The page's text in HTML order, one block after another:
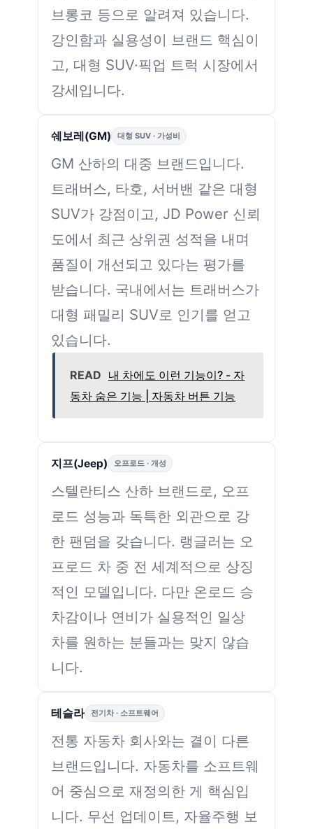
브롱코 등으로 알려져 있습니다.
강인함과 실용성이 브랜드 핵심이
고, 대형 SUV·픽업 트럭 시장에서
강세입니다.
쉐보레(GM) 대형 SUV · 가성비
GM 산하의 대중 브랜드입니다.
트래버스, 타호, 서버밴 같은 대형
SUV가 강점이고, JD Power 신뢰
도에서 최근 상위권 성적을 내며
품질이 개선되고 있다는 평가를
받습니다. 국내에서는 트래버스가
대형 패밀리 SUV로 인기를 얻고
있습니다.
READ 내 차에도 이런 기능이? - 자
동차 숨은 기능 | 자동차 버튼 기능
지프(Jeep) 오프로드 · 개성
스텔란티스 산하 브랜드로, 오프
로드 성능과 독특한 외관으로 강
한 팬덤을 갖습니다. 랭글러는 오
프로드 차 중 전 세계적으로 상징
적인 모델입니다. 다만 온로드 승
차감이나 연비가 실용적인 일상
차를 원하는 분들과는 맞지 않습
니다.
테슬라 전기차 · 소프트웨어
전통 자동차 회사와는 결이 다른
브랜드입니다. 자동차를 소프트웨
어 중심으로 재정의한 게 핵심입
니다. 무선 업데이트, 자율주행 보